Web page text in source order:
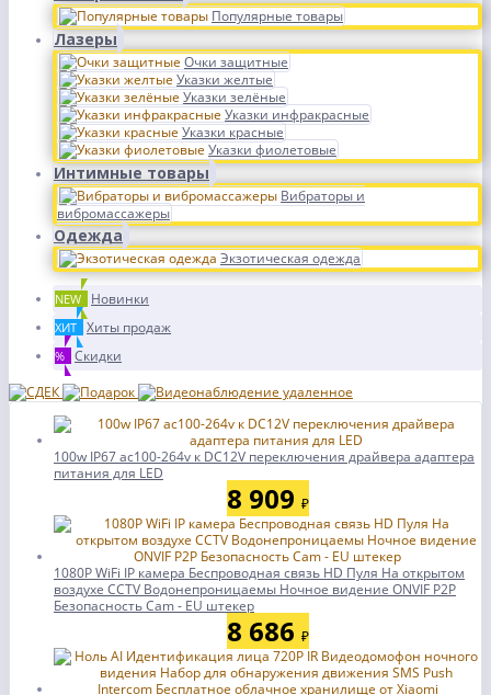
Популярные товары
Лазеры
Очки защитные
Указки желтые
Указки зелёные
Указки инфракрасные
Указки красные
Указки фиолетовые
Интимные товары
Вибраторы и
вибромассажеры
Одежда
Экзотическая одежда
NEW Новинки
ХИТ Хиты продаж
% Скидки
100w IP67 ac100-264v к DC12V переключения драйвера адаптера
питания для LED
8 909 ₽
1080P WiFi IP камера Беспроводная связь HD Пуля На открытом
воздухе CCTV Водонепроницаемы Ночное видение ONVIF P2P
Безопасность Cam - EU штекер
8 686 ₽